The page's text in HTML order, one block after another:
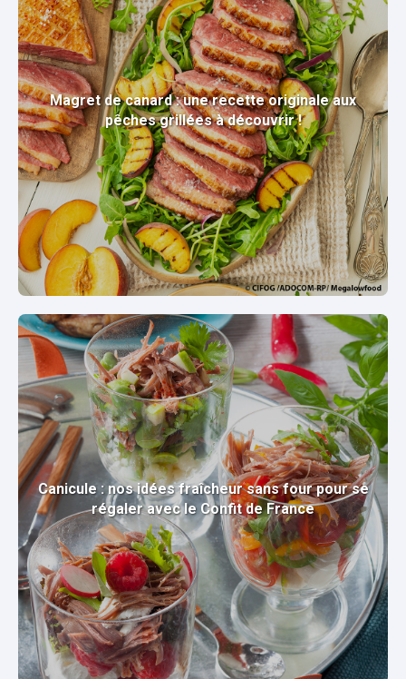
Magret de canard : une recette originale aux
pêches grillées à découvrir !
Canicule : nos idées fraîcheur sans four pour se
régaler avec le Confit de France